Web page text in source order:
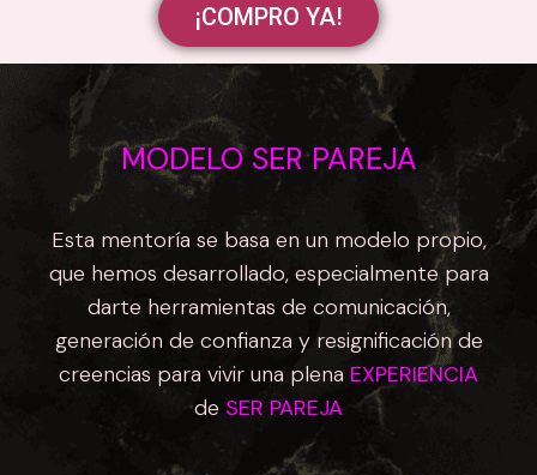
¡COMPRO YA!
MODELO SER PAREJA
Esta mentoría se basa en un modelo propio,
que hemos desarrollado, especialmente para
darte herramientas de comunicación,
generación de confianza y resignificación de
creencias para vivir una plena EXPERIENCIA
de SER PAREJA